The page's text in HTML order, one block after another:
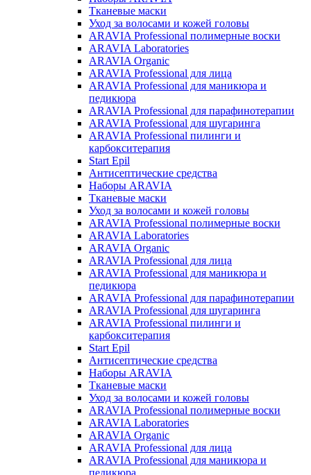
Тканевые маски
Уход за волосами и кожей головы
ARAVIA Professional полимерные воски
ARAVIA Laboratories
ARAVIA Organic
ARAVIA Professional для лица
ARAVIA Professional для маникюра и
педикюра
ARAVIA Professional для парафинотерапии
ARAVIA Professional для шугаринга
ARAVIA Professional пилинги и
карбокситерапия
Start Epil
Антисептические средства
Наборы ARAVIA
Тканевые маски
Уход за волосами и кожей головы
ARAVIA Professional полимерные воски
ARAVIA Laboratories
ARAVIA Organic
ARAVIA Professional для лица
ARAVIA Professional для маникюра и
педикюра
ARAVIA Professional для парафинотерапии
ARAVIA Professional для шугаринга
ARAVIA Professional пилинги и
карбокситерапия
Start Epil
Антисептические средства
Наборы ARAVIA
Тканевые маски
Уход за волосами и кожей головы
ARAVIA Professional полимерные воски
ARAVIA Laboratories
ARAVIA Organic
ARAVIA Professional для лица
ARAVIA Professional для маникюра и
педикюра